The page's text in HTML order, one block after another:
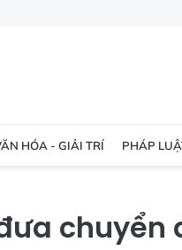
HÓA - GIẢI TRÍ PHÁP
chuyển